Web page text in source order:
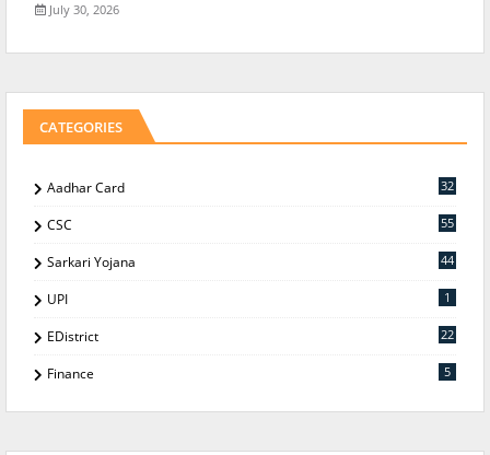
July 30, 2026
CATEGORIES
Aadhar Card 32
CSC 55
Sarkari Yojana 44
UPI 1
EDistrict 22
Finance 5